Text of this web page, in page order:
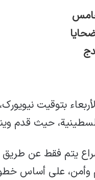
بتوقيت
حيث قدم
يتم فقط عن طريق